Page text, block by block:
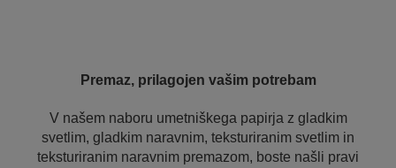
Premaz, prilagojen vašim potrebam
V našem naboru umetniškega papirja z gladkim
svetlim, gladkim naravnim, teksturiranim svetlim in
teksturiranim naravnim premazom, boste našli pravi